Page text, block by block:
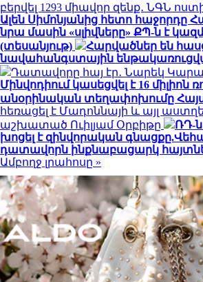
բերվել 1293 միավոր զենք․ ՆԳՆ
Ալեն Սիմոնյանից հետո հաջորդը
նրա մասին «սլիվները» ՔՊ-ն է
(տեսանյութ)
Հարվածներ են
նավահանգստային
Դատավորը հայ էր․ Նարեկ
Մինվոդիում կասեցվել է 16 միլիոն
անօրինական տեղափոխումը
հեռացել է Մադոննայի և այլ
աշխատած Ուիլյամ Օրբիթը
ՌԴ-
խոցել է զինվորական
դատավորն ինքնաբացարկ
Ամբողջ լրահոսը »